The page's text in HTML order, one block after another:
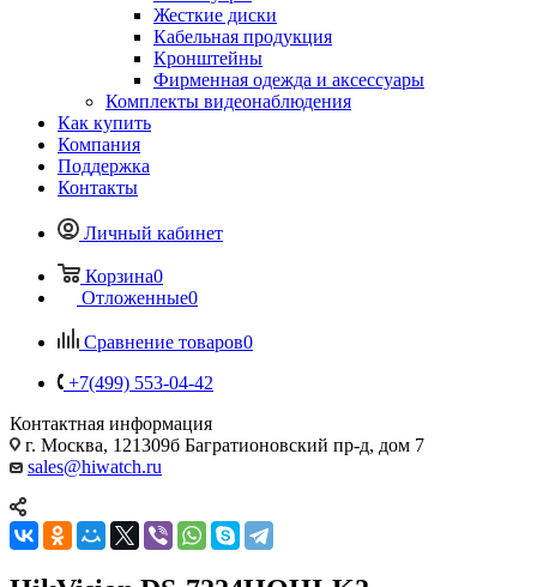
Жесткие диски
Кабельная продукция
Кронштейны
Фирменная одежда и аксессуары
Комплекты видеонаблюдения
Как купить
Компания
Поддержка
Контакты
Личный кабинет
Корзина0
Отложенные0
Сравнение товаров0
+7(499) 553-04-42
Контактная информация
г. Москва, 121309б Багратионовский пр-д, дом 7
sales@hiwatch.ru